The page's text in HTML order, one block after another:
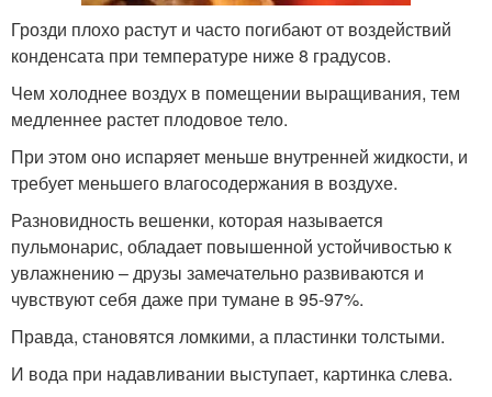
Грозди плохо растут и часто погибают от воздействий
конденсата при температуре ниже 8 градусов.
Чем холоднее воздух в помещении выращивания, тем
медленнее растет плодовое тело.
При этом оно испаряет меньше внутренней жидкости, и
требует меньшего влагосодержания в воздухе.
Разновидность вешенки, которая называется
пульмонарис, обладает повышенной устойчивостью к
увлажнению – друзы замечательно развиваются и
чувствуют себя даже при тумане в 95-97%.
Правда, становятся ломкими, а пластинки толстыми.
И вода при надавливании выступает, картинка слева.